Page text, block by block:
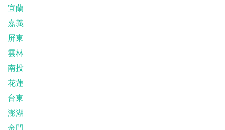
宜蘭
嘉義
屏東
雲林
南投
花蓮
台東
澎湖
金門